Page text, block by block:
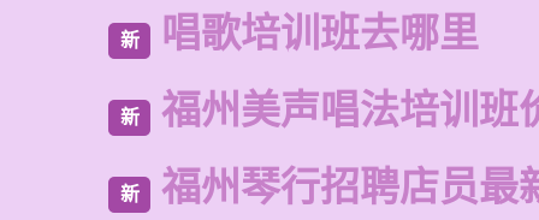
新 唱歌培训班去哪里
新 福州美声唱法培训班
新 福州琴行招聘店员最